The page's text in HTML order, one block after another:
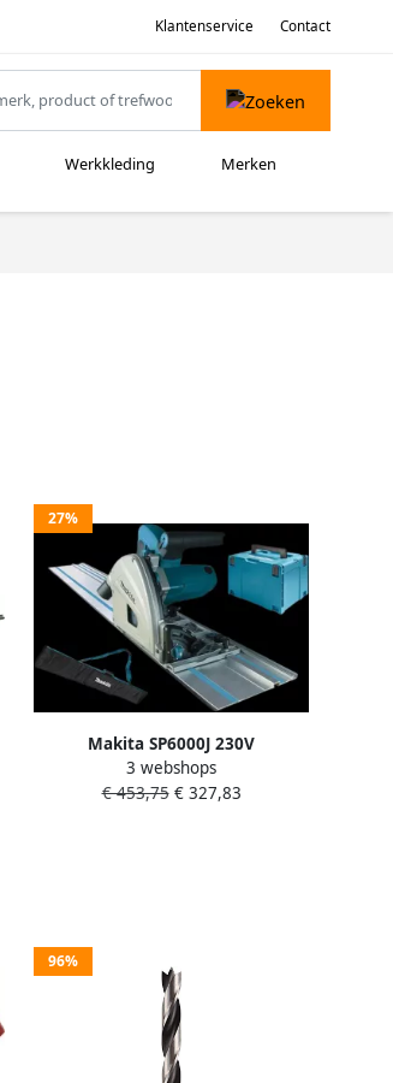
Klantenservice Contact
Werkkleding Merken
27%
Makita SP6000J 230V
Invalcirkelzaag 165 mm In Mbox
SP6000J
3 webshops
€ 453,75€ 327,83
96%